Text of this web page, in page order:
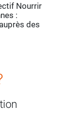
Nourrir
:
des